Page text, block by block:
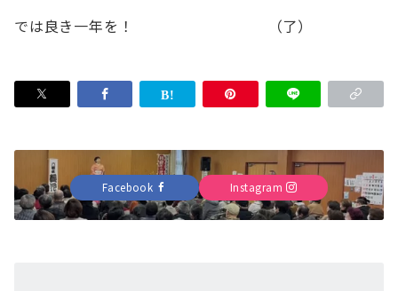
では良き一年を！ （了）
Facebook Instagram